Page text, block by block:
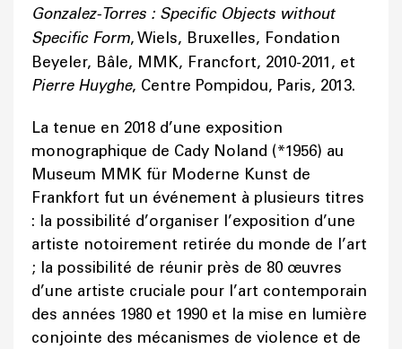
Gonzalez-Torres : Specific Objects without
Specific Form, Wiels, Bruxelles, Fondation
Beyeler, Bâle, MMK, Francfort, 2010-2011, et
Pierre Huyghe, Centre Pompidou, Paris, 2013.
La tenue en 2018 d’une exposition
monographique de Cady Noland (*1956) au
Museum MMK für Moderne Kunst de
Frankfort fut un événement à plusieurs titres
: la possibilité d’organiser l’exposition d’une
artiste notoirement retirée du monde de l’art
; la possibilité de réunir près de 80 œuvres
d’une artiste cruciale pour l’art contemporain
des années 1980 et 1990 et la mise en lumière
conjointe des mécanismes de violence et de